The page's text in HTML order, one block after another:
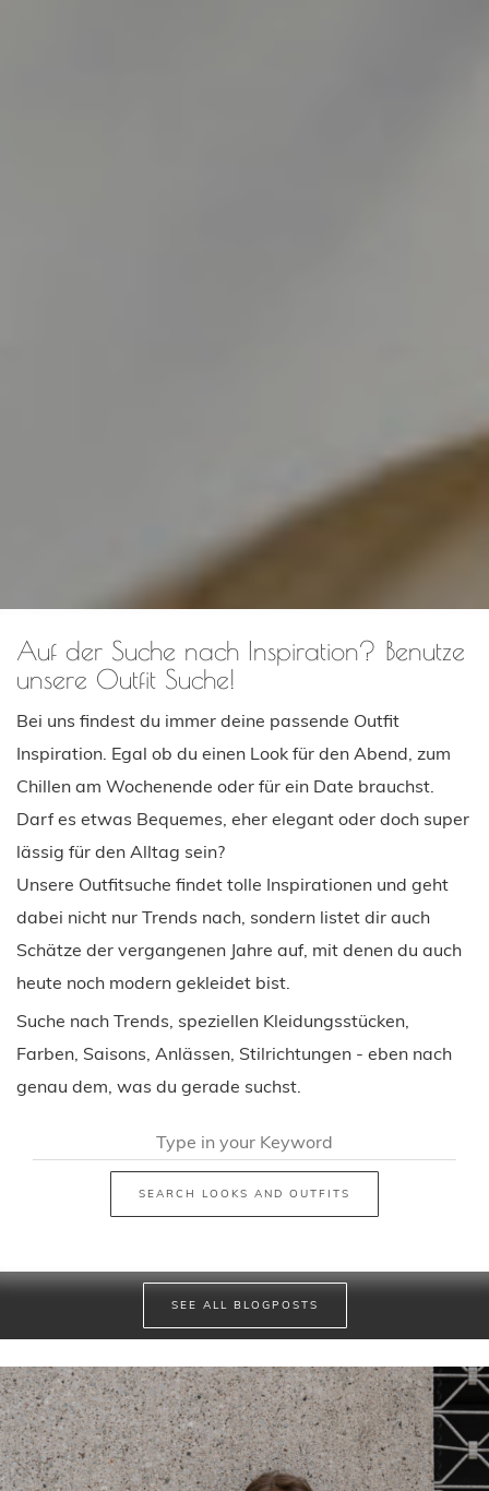
Auf der Suche nach Inspiration? Benutze
unsere Outfit Suche!
Bei uns findest du immer deine passende Outfit
Inspiration. Egal ob du einen Look für den Abend, zum
Chillen am Wochenende oder für ein Date brauchst.
Darf es etwas Bequemes, eher elegant oder doch super
lässig für den Alltag sein?
Unsere Outfitsuche findet tolle Inspirationen und geht
dabei nicht nur Trends nach, sondern listet dir auch
Schätze der vergangenen Jahre auf, mit denen du auch
heute noch modern gekleidet bist.
Suche nach Trends, speziellen Kleidungsstücken,
Farben, Saisons, Anlässen, Stilrichtungen - eben nach
genau dem, was du gerade suchst.
SEARCH LOOKS AND OUTFITS
SEE ALL BLOGPOSTS